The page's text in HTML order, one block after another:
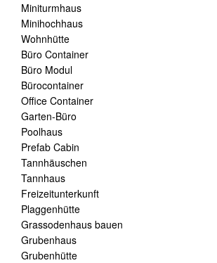
Miniturmhaus
Minihochhaus
Wohnhütte
Büro Container
Büro Modul
Bürocontainer
Office Container
Garten-Büro
Poolhaus
Prefab Cabin
Tannhäuschen
Tannhaus
Freizeitunterkunft
Plaggenhütte
Grassodenhaus bauen
Grubenhaus
Grubenhütte